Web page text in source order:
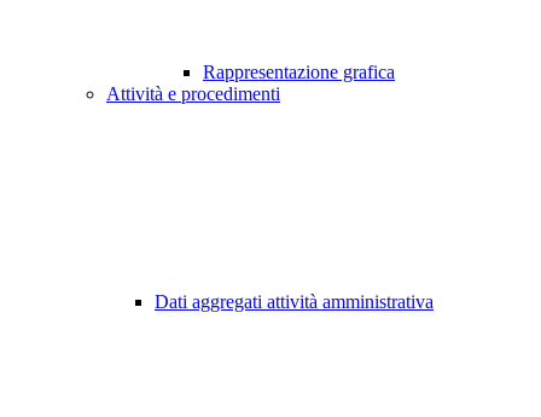
Rappresentazione grafica
Attività e procedimenti
Dati aggregati attività amministrativa